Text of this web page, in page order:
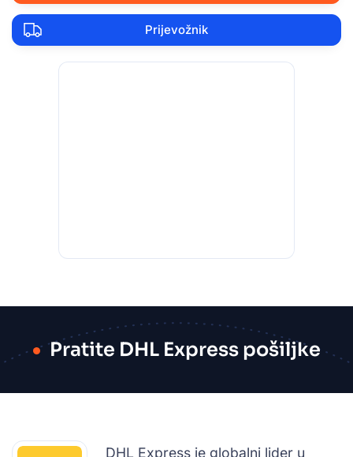
Prijevožnik
Pratite DHL Express pošiljke
DHL Express je globalni lider u